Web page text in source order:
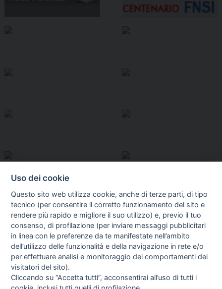
I libri Vedi tutti
Uso dei cookie
Questo sito web utilizza cookie, anche di terze parti, di tipo
tecnico (per consentire il corretto funzionamento del sito e
rendere più rapido e migliore il suo utilizzo) e, previo il tuo
consenso, di profilazione (per inviare messaggi pubblicitari
in linea con le preferenze da te manifestate nell’ambito
dell’utilizzo delle funzionalità e della navigazione in rete e/o
per effettuare analisi e monitoraggio dei comportamenti dei
visitatori del sito).
Cliccando su “Accetta tutti”, acconsentirai all’uso di tutti i